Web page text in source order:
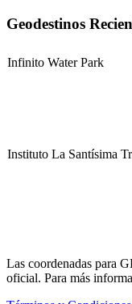
Geodestinos
Infinito Water Park
Instituto La Santísima
Las coordenadas para
oficial. Para más